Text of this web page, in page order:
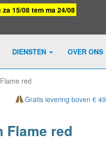
za 15/08 tem ma 24/08
DIENSTEN OVER ONS
red
Gratis levering boven € 49
Flame red